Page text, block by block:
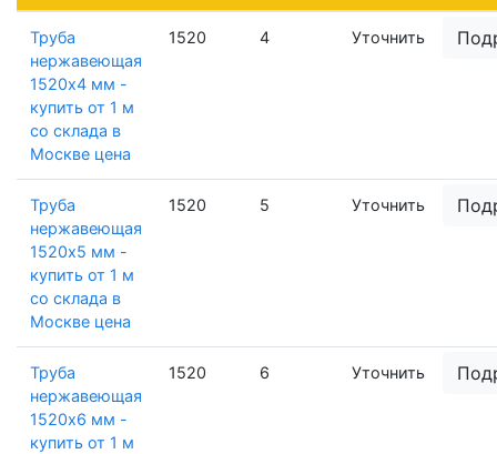
Труба
нержавеющая
1520х4 мм -
купить от 1 м
со склада в
Москве цена
1520 4 Уточнить
Труба
нержавеющая
1520х5 мм -
купить от 1 м
со склада в
Москве цена
1520 5 Уточнить
Труба
нержавеющая
1520х6 мм -
купить от 1 м
1520 6 Уточнить